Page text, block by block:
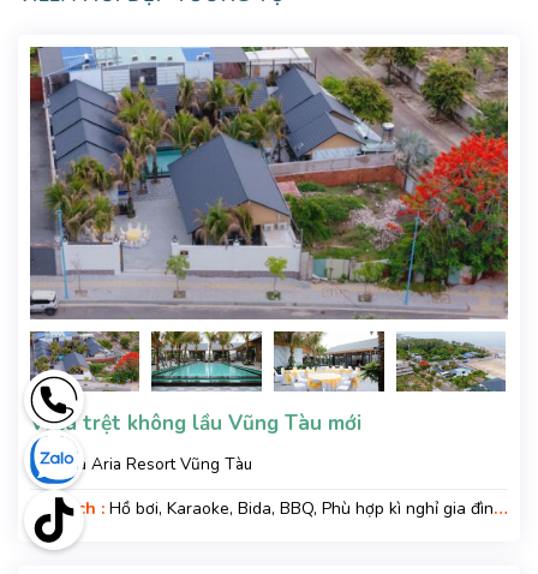
Villa trệt không lầu Vũng Tàu mới
Villa Aria Resort Vũng Tàu
Tiện ích : Hồ bơi, Karaoke, Bida, BBQ, Phù hợp kì nghỉ gia đình,
Kì nghỉ hạng sang, Gara xe, Wifi, Nệm Phụ